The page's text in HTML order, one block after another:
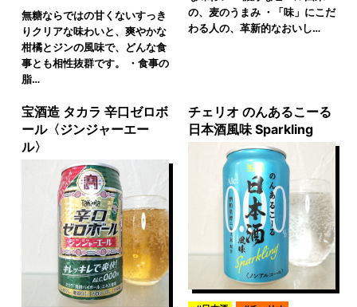
無糖ならではの甘くないすっき
りクリアな味わいと、爽やかな
柑橘とジンの風味で、どんな食
事とも相性抜群です。 ・食事の
脂…
の、麦のうまみ ・「味」にこだ
わる人の、革新的なおいし…
宝酒造 タカラ 辛口ゼロボ
ール〈ジンジャーエー
ル〉
チェリオ のんあるこーる
日本酒風味 Sparkling